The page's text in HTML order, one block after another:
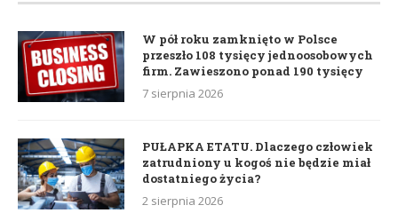
W pół roku zamknięto w Polsce
przeszło 108 tysięcy jednoosobowych
firm. Zawieszono ponad 190 tysięcy
7 sierpnia 2026
PUŁAPKA ETATU. Dlaczego człowiek
zatrudniony u kogoś nie będzie miał
dostatniego życia?
2 sierpnia 2026